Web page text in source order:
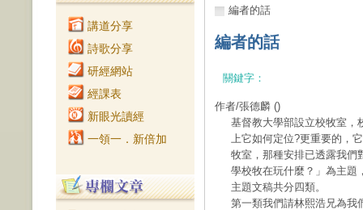
講道分享
詩歌分享
研經網站
經課表
新眼光讀經
一領一．新倍加
編者的話
編者的話
關鍵字：
作者/張德麟 ()
基督教大學部設立校牧室，
上它如何定位?更重要的，
牧室，那種安排已透露我們
學校牧在玩什麼？」為主題
主題文稿共分四類。
第一類我們請林熙浩兄為我